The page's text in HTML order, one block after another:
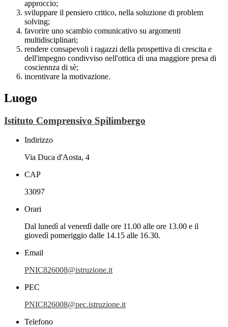
approccio;
sviluppare il pensiero critico, nella soluzione di problem
solving;
favorire uno scambio comunicativo su argomenti
multidisciplinari;
rendere consapevoli i ragazzi della prospettiva di crescita e
dell'impegno condivviso nell'ottica di una maggiore presa di
cosciennza di sè;
incentivare la motivazione.
Luogo
Istituto Comprensivo Spilimbergo
Indirizzo
Via Duca d'Aosta, 4
CAP
33097
Orari
Dal lunedì al venerdì dalle ore 11.00 alle ore 13.00 e il
giovedì pomeriggio dalle 14.15 alle 16.30.
Email
PNIC826008@istruzione.it
PEC
PNIC826008@pec.istruzione.it
Telefono